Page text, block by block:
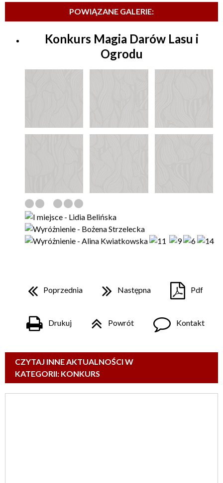
POWIĄZANE GALERIE:
Konkurs Magia Darów Lasu i
Ogrodu
Poprzednia Następna Pdf
Drukuj Powrót Kontakt
CZYTAJ INNE AKTUALNOŚCI W
KATEGORII: KONKURS